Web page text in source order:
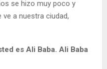
se hizo muy poco y
a nuestra ciudad,
es Ali Baba. Ali Baba